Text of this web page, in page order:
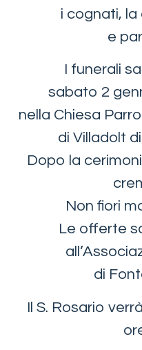
i cognati,
e
I funerali
sabato 2
nella Chiesa
di Villadolt
Dopo la
Non fiori
Le offerte
di
Il S. Rosario